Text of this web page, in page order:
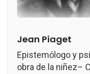
Jean Piaget
Epistemólogo y
obra de la niñez–